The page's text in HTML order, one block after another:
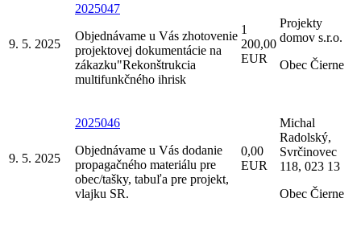
9. 5. 2025
2025047
Objednávame u Vás zhotovenie
projektovej dokumentácie na
zákazku"Rekonštrukcia
multifunkčného ihrisk
1
200,00
EUR
Projekty
domov s.r.o.
Obec Čierne
9. 5. 2025
2025046
Objednávame u Vás dodanie
propagačného materiálu pre
obec/tašky, tabuľa pre projekt,
vlajku SR.
0,00
EUR
Michal
Radolský,
Svrčinovec
118, 023 13
Obec Čierne